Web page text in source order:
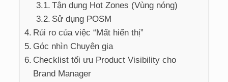
Tận dụng Hot Zones (Vùng nóng)
Sử dụng POSM
Rủi ro của việc “Mất hiển thị”
Góc nhìn Chuyên gia
Checklist tối ưu Product Visibility cho
Brand Manager